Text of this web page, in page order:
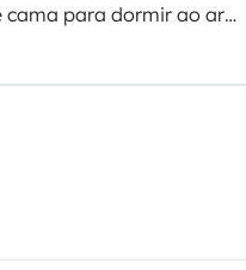
cama para dormir ao ar
uma criança .